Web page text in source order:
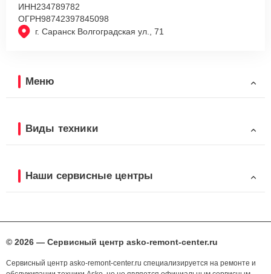
г. Саранск Волгоградская ул., 71
ИНН234789782
ОГРН98742397845098
Меню
Виды техники
Наши сервисные центры
© 2026 — Сервисный центр asko-remont-center.ru
Сервисный центр asko-remont-center.ru специализируется на ремонте и